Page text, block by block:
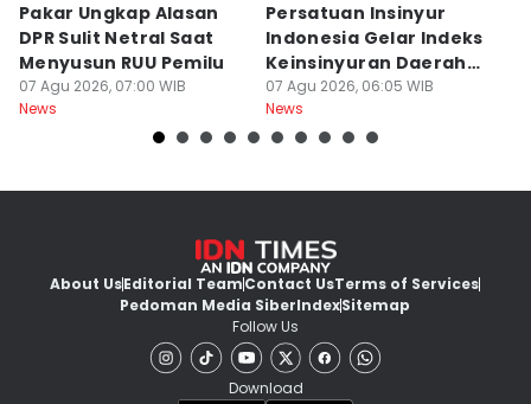
Pakar Ungkap Alasan
DPR Sulit Netral Saat
Menyusun RUU Pemilu
07 Agu 2026, 07:00 WIB
News
Persatuan Insinyur
Indonesia Gelar Indeks
Keinsinyuran Daerah
dan CAFEO 44
07 Agu 2026, 06:05 WIB
News
About UsEditorial TeamContact UsTerms of Services
Pedoman Media SiberIndexSitemap
Follow Us
Download